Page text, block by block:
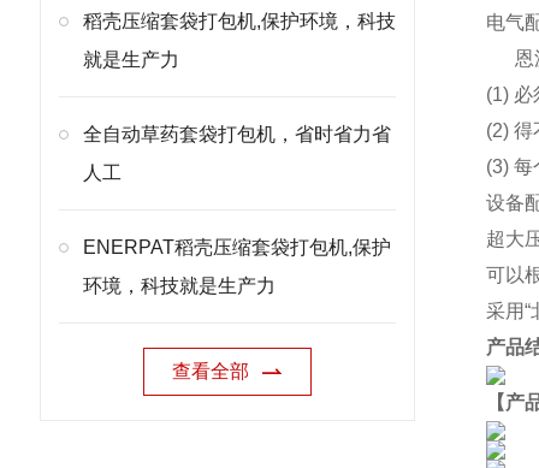
稻壳压缩套袋打包机,保护环境，科技
就是生产力
全自动草药套袋打包机，省时省力省
人工
ENERPAT稻壳压缩套袋打包机,保护
环境，科技就是生产力
查看全部
电气
恩
(1)
(2)
(3)
设备
超大
可以
采用“
产品
【产